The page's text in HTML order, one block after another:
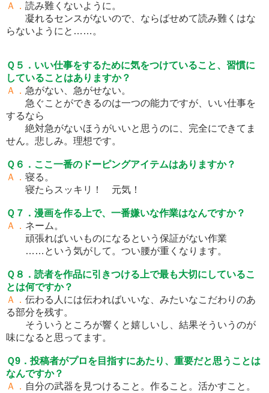
Ａ． 読み難くないように。
凝れるセンスがないので、ならばせめて読み難くはな
らないようにと……。
Ｑ５．いい仕事をするために気をつけていること、習慣に
していることはありますか？
Ａ． 急がない、急がせない。
急ぐことができるのは一つの能力ですが、いい仕事を
するなら
絶対急がないほうがいいと思うのに、完全にできてま
せん。悲しみ。理想です。
Ｑ６．ここ一番のドーピングアイテムはありますか？
Ａ． 寝る。
寝たらスッキリ！ 元気！
Ｑ７．漫画を作る上で、一番嫌いな作業はなんですか？
Ａ． ネーム。
頑張ればいいものになるという保証がない作業
……という気がして。つい腰が重くなります。
Ｑ８．読者を作品に引きつける上で最も大切にしているこ
とは何ですか？
Ａ． 伝わる人には伝わればいいな、みたいなこだわりのあ
る部分を残す。
そういうところが響くと嬉しいし、結果そういうのが
味になると思ってます。
Ｑ9．投稿者がプロを目指すにあたり、重要だと思うことは
なんですか？
Ａ． 自分の武器を見つけること。作ること。活かすこと。